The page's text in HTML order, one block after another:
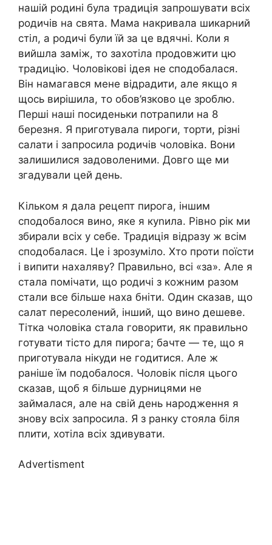
нашій родині була традиція запрошувати всіх
родичів на свята. Мама накривала шикарний
стіл, а родичі були їй за це вдячні. Коли я
вийшла заміж, то захотіла продовжити цю
традицію. Чоловікові ідея не сподобалася.
Він намагався мене відрадити, але якщо я
щось вирішила, то обов’язково це зроблю.
Перші наші посиденьки потрапили на 8
березня. Я приготувала пироги, торти, різні
салати і запросила родичів чоловіка. Вони
залишилися задоволеними. Довго ще ми
згадували цей день.
Кільком я дала рецепт пирога, іншим
сподобалося вино, яке я куnила. Рівно рік ми
збирали всіх у себе. Традиція відразу ж всім
сподобалася. Це і зрозуміло. Хто проти поїсти
і випити нахаляву? Правильно, всі «за». Але я
стала помічати, що родичі з кожним разом
стали все більше наха бніти. Один сказав, що
салат пересолений, інший, що вино дешеве.
Тітка чоловіка стала говорити, як правильно
готувати тісто для пирога; бачте — те, що я
приготувала нікуди не годитися. Але ж
раніше їм подобалося. Чоловік після цього
сказав, щоб я більше дурницями не
займалася, але на свій день народження я
знову всіх запросила. Я з ранку стояла біля
плити, хотіла всіх здивувати.
Advertisment